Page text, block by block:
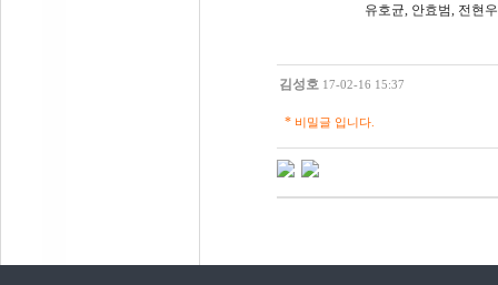
유호균, 안효범, 전현우,
김성호 17-02-16 15:37
* 비밀글 입니다.